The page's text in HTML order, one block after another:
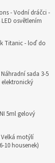
- Vodní dráčci -
osvětlením
Titanic - loď do
sada 3-5
5ml gelový
motýlí
10 housenek)